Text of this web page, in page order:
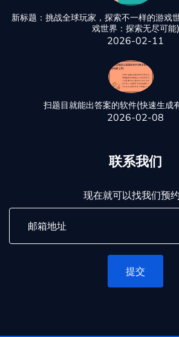
新标题：挑战全球玩家，探索不一样的游戏
戏世界：探索无尽可能)
2026-02-11
扫题目就能出答案的软件(快速生成
2026-02-08
联系我们
现在就可以找我们预
提交